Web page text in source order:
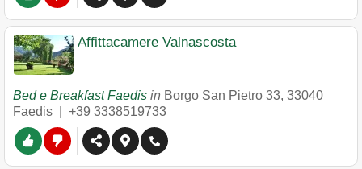
Affittacamere Valnascosta
Bed e Breakfast Faedis in Borgo San Pietro 33, 33040
Faedis
+39 3338519733